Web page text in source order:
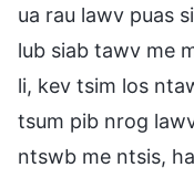
ua rau lawv puas
lub siab tawv me
li, kev tsim los
tsum pib nrog
ntswb me ntsis,